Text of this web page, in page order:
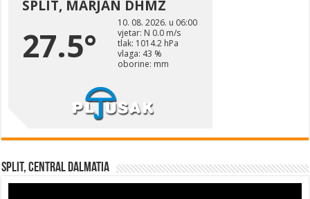
Split, Central Dalmatia